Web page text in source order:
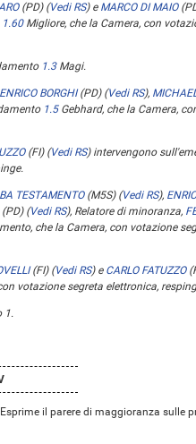
(PD) (Vedi RS)e MARCO DI MAIO
1.60Migliore, che la Camera, con
1.3Magi.
ENRICO BORGHI(PD) (Vedi RS),
1.5Gebhard, che la Camera,
(FI) (Vedi RS)intervengono
TESTAMENTO(M5S) (Vedi RS),
(PD) (Vedi RS), Relatore di minoranza,
che la Camera, con votazione
(FI) (Vedi RS)e CARLO FATUZZO
votazione segreta elettronica,
1.
il parere di maggioranza sulle